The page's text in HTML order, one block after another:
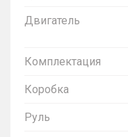
Двигатель
Комплектация
Коробка
Руль